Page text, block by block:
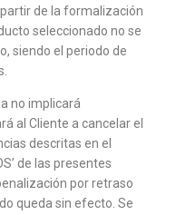
de la formalización
seleccionado no se
siendo el periodo de
no implicará
al Cliente a cancelar el
descritas en el
de las presentes
por retraso
queda sin efecto. Se